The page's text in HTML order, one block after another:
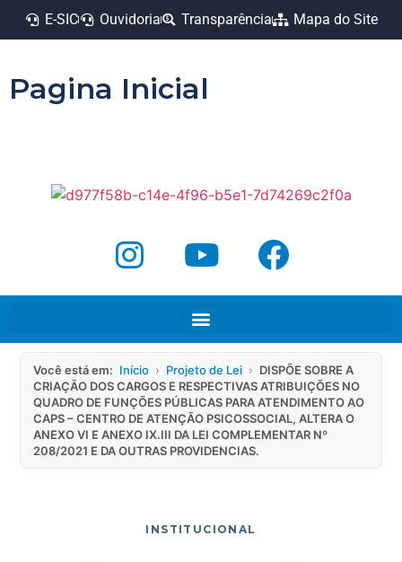
E-SIC Ouvidoria Transparência Mapa do Site
Pagina Inicial
Você está em: Início › Projeto de Lei › DISPÕE SOBRE A
CRIAÇÃO DOS CARGOS E RESPECTIVAS ATRIBUIÇÕES NO
QUADRO DE FUNÇÕES PÚBLICAS PARA ATENDIMENTO AO
CAPS – CENTRO DE ATENÇÃO PSICOSSOCIAL, ALTERA O
ANEXO VI E ANEXO IX.III DA LEI COMPLEMENTAR Nº
208/2021 E DA OUTRAS PROVIDENCIAS.
INSTITUCIONAL